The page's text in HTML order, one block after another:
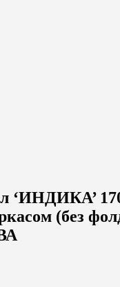
‘ИНДИКА’
(без